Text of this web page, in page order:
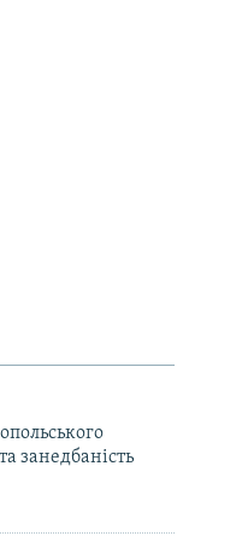
занедбаність